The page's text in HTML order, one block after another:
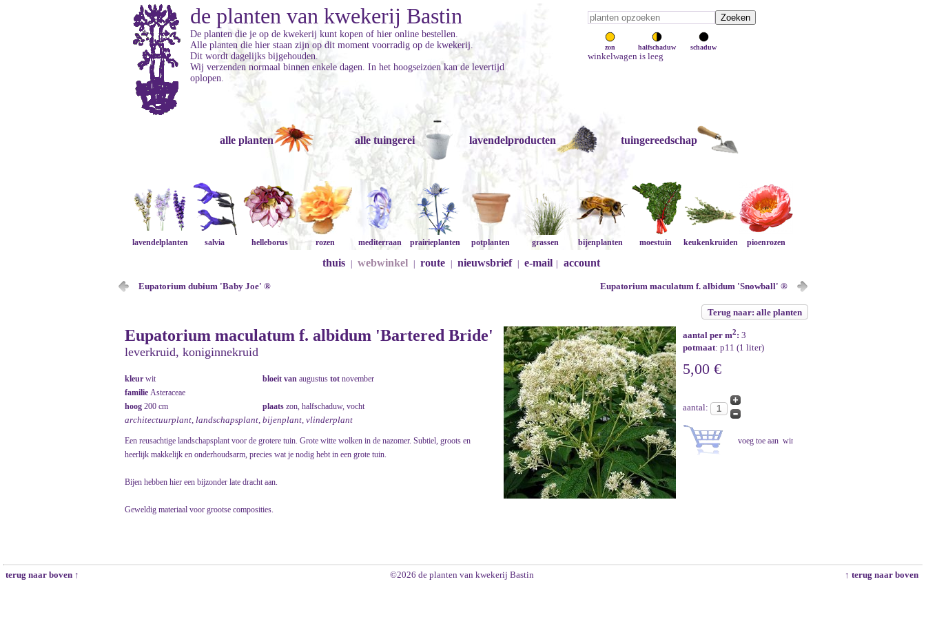
zon halfschaduw schaduw
winkelwagen is leeg
de planten van kwekerij Bastin
De planten die je op de kwekerij kunt kopen of hier online bestellen.
Alle planten die hier staan zijn op dit moment voorradig op de kwekerij.
Dit wordt dagelijks bijgehouden.
Wij verzenden normaal binnen enkele dagen. In het hoogseizoen kan de levertijd
oplopen.
alle planten alle tuingerei lavendelproducten tuingereedschap
lavendelplanten salvia helleborus rozen mediterraan prairieplanten potplanten grassen bijenplanten moestuin keukenkruiden pioenrozen
thuis webwinkel route nieuwsbrief e-mail account
Eupatorium dubium 'Baby Joe' ® Eupatorium maculatum f. albidum 'Snowball' ®
Terug naar: alle planten
Eupatorium maculatum f. albidum 'Bartered Bride'
leverkruid, koniginnekruid
kleur wit bloeit van augustus tot november
familie Asteraceae
hoog 200 cm plaats zon, halfschaduw, vocht
architectuurplant, landschapsplant, bijenplant, vlinderplant
Een reusachtige landschapsplant voor de grotere tuin. Grote witte wolken in de nazomer. Subtiel, groots en
heerlijk makkelijk en onderhoudsarm, precies wat je nodig hebt in een grote tuin.
Bijen hebben hier een bijzonder late dracht aan.
Geweldig materiaal voor grootse composities.
aantal per m2: 3
potmaat: p11 (1 liter)
5,00 €
aantal:
terug naar boven ↑ ©2026 de planten van kwekerij Bastin ↑ terug naar boven